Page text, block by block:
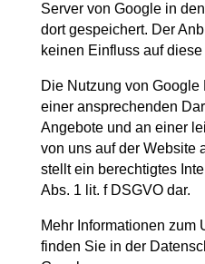
Server von Google in
dort gespeichert. Der
keinen Einfluss auf
Die Nutzung von Google
einer ansprechenden
Angebote und an einer
von uns auf der Website
stellt ein berechtigtes
Abs. 1 lit. f DSGVO dar.
Mehr Informationen zum
finden Sie in der